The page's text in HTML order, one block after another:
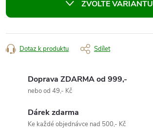
ZVOLTE VARIANTU
Dotaz k produktu Sdílet
Doprava ZDARMA od 999,-
nebo od 49,- Kč
Dárek zdarma
Ke každé objednávce nad 500,- Kč